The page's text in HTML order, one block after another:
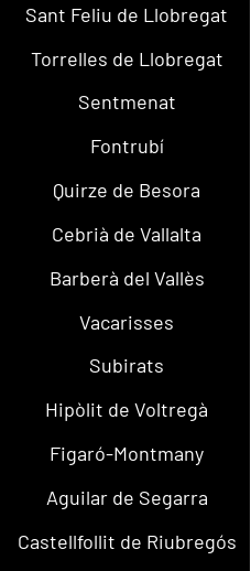
Sant Feliu de Llobregat
Torrelles de Llobregat
Sentmenat
Fontrubí
Quirze de Besora
Cebrià de Vallalta
Barberà del Vallès
Vacarisses
Subirats
Hipòlit de Voltregà
Figaró-Montmany
Aguilar de Segarra
Castellfollit de Riubregós